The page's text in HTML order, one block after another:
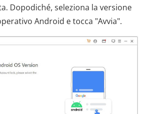
Dopodiché, seleziona la versione
Android e tocca "Avvia".